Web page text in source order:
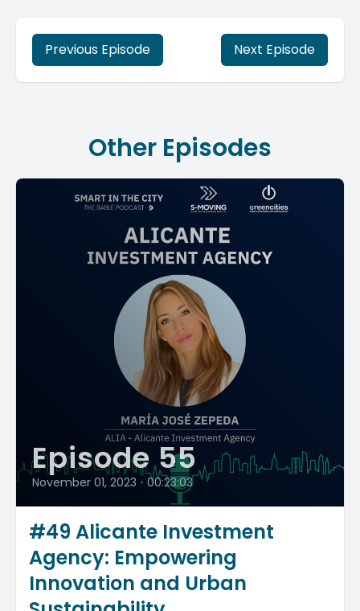
Previous Episode Next Episode
Other Episodes
Episode 55
November 01, 2023 • 00:23:03
#49 Alicante Investment
Agency: Empowering
Innovation and Urban